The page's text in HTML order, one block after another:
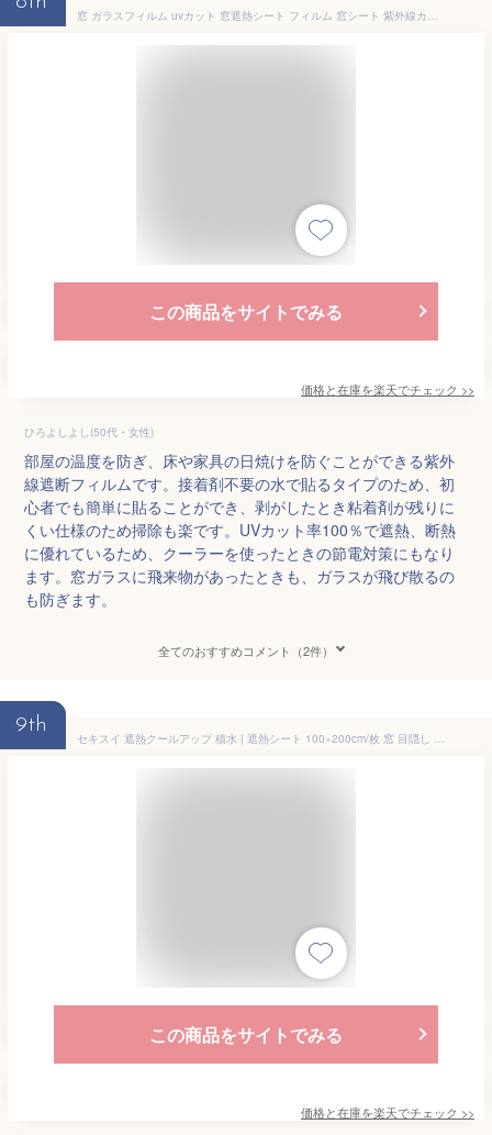
窓 ガラスフィルム uvカット 窓遮熱シート フィルム 窓シート 紫外線カット 100％ 断熱フィルム 遮熱シート 電気代 節電 省エネ 紫外線対策 西日対策 UV対策 日除け 目隠し 日よけ 節約 節電 飛散防止フィルム 防犯対策 DIY 貼ってはがせる【yama】
この商品をサイトでみる
価格と在庫を楽天でチェック >>
ひろよしよし(50代・女性)
部屋の温度を防ぎ、床や家具の日焼けを防ぐことができる紫外
線遮断フィルムです。接着剤不要の水で貼るタイプのため、初
心者でも簡単に貼ることができ、剥がしたとき粘着剤が残りに
くい仕様のため掃除も楽です。UVカット率100％で遮熱、断熱
に優れているため、クーラーを使ったときの節電対策にもなり
ます。窓ガラスに飛来物があったときも、ガラスが飛び散るの
も防ぎます。
全てのおすすめコメント（2件）
9th
セキスイ 遮熱クールアップ 積水 | 遮熱シート 100×200cm/枚 窓 目隠し はがせる 暑さ対策グッズ ガラス 省エネ 節電 簡単設置【レビュー投稿で特典配布】
この商品をサイトでみる
価格と在庫を楽天でチェック >>